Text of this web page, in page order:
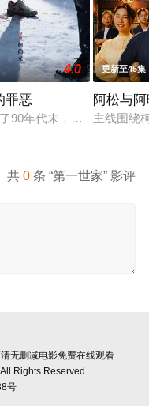
、罗冠豪（姚淳耀 饰）
4.0
罪恶
90年代末，怒河市刑侦支
更新至45集
阿松与
主线围绕
共0 条 “第一世家” 影评
无删减电影免费在线观看
Rights Reserved
号